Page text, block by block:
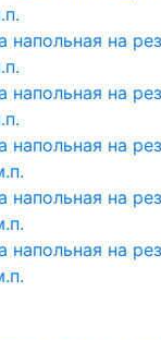
напольная на
напольная на
напольная на
напольная на
напольная на